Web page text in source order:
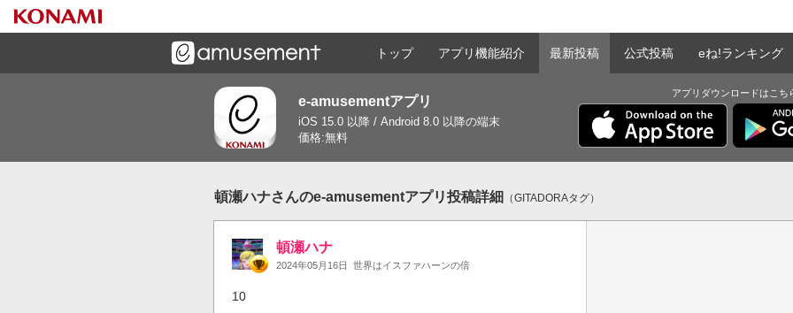
ゲームと連携したコミュニケーションアプリで
トップ アプリ機能紹介 最新投稿 公式投稿 eね!ランキング
e-amusementアプリ
iOS 15.0 以降 / Android 8.0 以降の端末
価格:無料
アプリダウンロードはこち
頓瀬ハナさんのe-amusementアプリ投稿詳細 （GITADORAタグ）
頓瀬ハナ
2024年05月16日 世界はイスファハーンの倍
10